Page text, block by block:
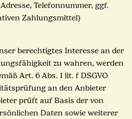
Telefonnummer, ggf.
Zahlungsmittel)
berechtigtes Interesse an der
zu wahren, werden
Art. 6 Abs. 1 lit. f DSGVO
an den Anbieter
prüft auf Basis der von
Daten sowie weiterer